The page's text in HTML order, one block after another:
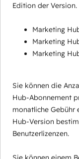
Edition der Version.
Marketing
Marketing
Marketing
Sie können die
Hub-Abonnement
monatliche Gebühr
Hub-Version
Benutzerlizenzen.